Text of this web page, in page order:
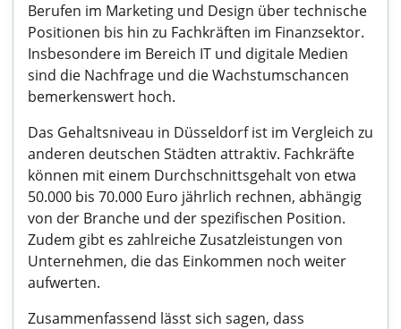
Berufen im Marketing und Design über technische
Positionen bis hin zu Fachkräften im Finanzsektor.
Insbesondere im Bereich IT und digitale Medien
sind die Nachfrage und die Wachstumschancen
bemerkenswert hoch.
Das Gehaltsniveau in Düsseldorf ist im Vergleich zu
anderen deutschen Städten attraktiv. Fachkräfte
können mit einem Durchschnittsgehalt von etwa
50.000 bis 70.000 Euro jährlich rechnen, abhängig
von der Branche und der spezifischen Position.
Zudem gibt es zahlreiche Zusatzleistungen von
Unternehmen, die das Einkommen noch weiter
aufwerten.
Zusammenfassend lässt sich sagen, dass